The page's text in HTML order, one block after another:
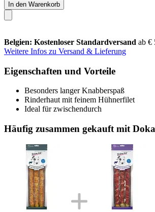
In den Warenkorb
Belgien: Kostenloser Standardversand ab €
Weitere Infos zu Versand & Lieferung
Eigenschaften und Vorteile
Besonders langer Knabberspaß
Rinderhaut mit feinem Hühnerfilet
Ideal für zwischendurch
Häufig zusammen gekauft mit